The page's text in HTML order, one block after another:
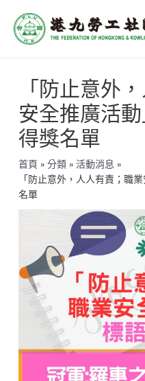
「防止意外
安全推廣活
得獎名單
首頁 分類
活動消息
「防止意外，人人有責；職
名單
章
導
覽